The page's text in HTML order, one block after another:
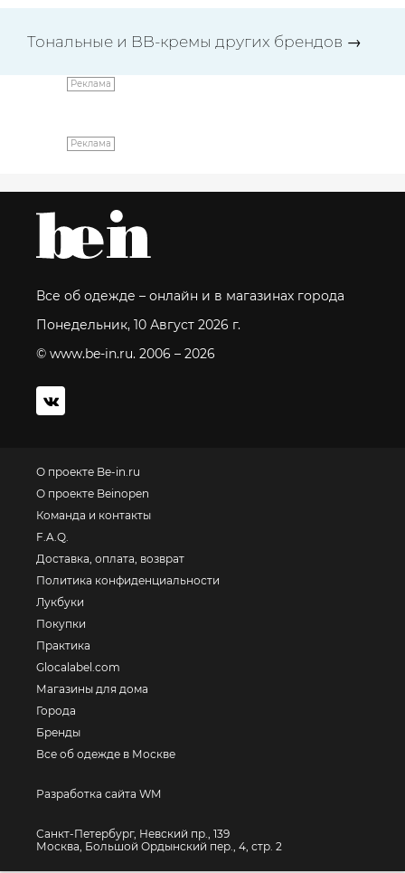
Тональные и BB-кремы других брендов →
Реклама
Реклама
Все об одежде – онлайн и в магазинах города
Понедельник, 10 Август 2026 г.
© www.be-in.ru. 2006 – 2026
О проекте Be-in.ru
О проекте Beinopen
Команда и контакты
F.A.Q.
Доставка, оплата, возврат
Политика конфиденциальности
Лукбуки
Покупки
Практика
Glocalabel.com
Магазины для дома
Города
Бренды
Все об одежде в Москве
Разработка сайта WM
Санкт-Петербург, Невский пр., 139
Москва, Большой Ордынский пер., 4, стр. 2